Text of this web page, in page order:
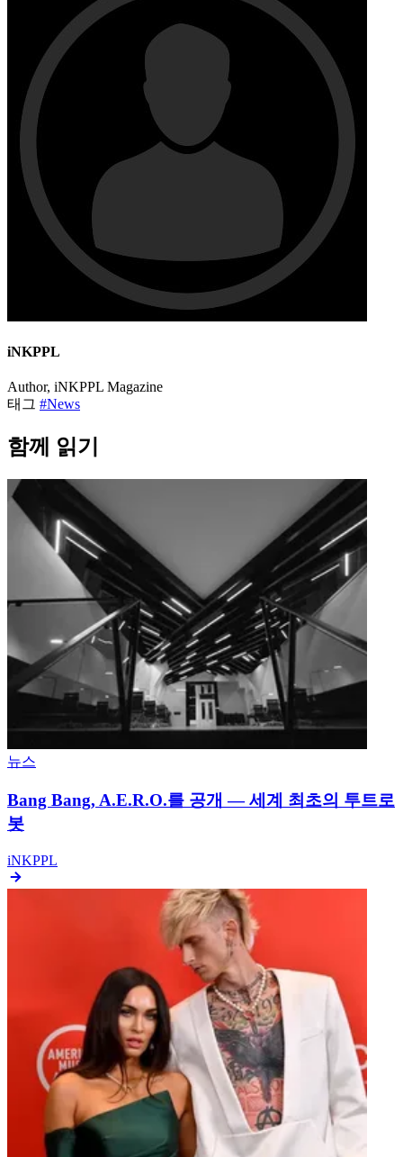
iNKPPL
Author, iNKPPL Magazine
태그 #News
함께 읽기
뉴스
Bang Bang, A.E.R.O.를 공개 — 세계 최초의 투트로
봇
iNKPPL